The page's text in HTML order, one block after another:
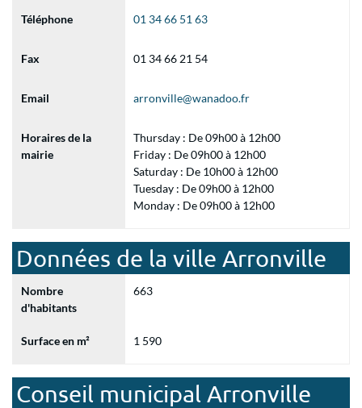
Téléphone 01 34 66 51 63
Fax 01 34 66 21 54
Email arronville@wanadoo.fr
Horaires de la
mairie
Thursday : De 09h00 à 12h00
Friday : De 09h00 à 12h00
Saturday : De 10h00 à 12h00
Tuesday : De 09h00 à 12h00
Monday : De 09h00 à 12h00
Données de la ville Arronville
Nombre
d'habitants
663
Surface en m² 1 590
Conseil municipal Arronville